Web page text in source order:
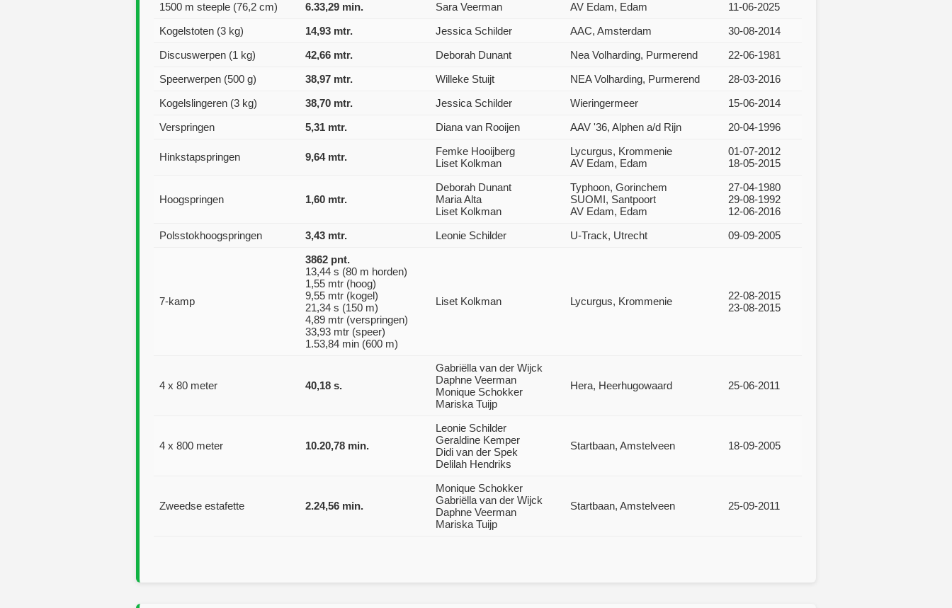
1500 m steeple (76,2 cm)
6.33,29 min. Sara Veerman AV Edam, Edam
11-06-2025
Kogelstoten (3 kg)
14,93 mtr. Jessica Schilder AAC, Amsterdam
30-08-2014
Discuswerpen (1 kg)
42,66 mtr. Deborah Dunant Nea Volharding, Purmerend
22-06-1981
Speerwerpen (500 g)
38,97 mtr. Willeke Stuijt NEA Volharding, Purmerend
28-03-2016
Kogelslingeren (3 kg)
38,70 mtr. Jessica Schilder Wieringermeer
15-06-2014
Verspringen
5,31 mtr. Diana van Rooijen AAV '36, Alphen a/d Rijn 20-04-1996
Hinkstapspringen 9,64 mtr.
Femke Hooijberg
Liset Kolkman
Lycurgus, Krommenie
AV Edam, Edam
01-07-2012
18-05-2015
Hoogspringen 1,60 mtr.
Deborah Dunant
Maria Alta
Liset Kolkman
Typhoon, Gorinchem
SUOMI, Santpoort
AV Edam, Edam
27-04-1980
29-08-1992
12-06-2016
Polsstokhoogspringen
3,43 mtr. Leonie Schilder U-Track, Utrecht 09-09-2005
7-kamp
3862 pnt.
13,44 s (80 m horden)
1,55 mtr (hoog)
9,55 mtr (kogel)
21,34 s (150 m)
4,89 mtr (verspringen)
33,93 mtr (speer)
1.53,84 min (600 m)
Liset Kolkman Lycurgus, Krommenie
22-08-2015
23-08-2015
4 x 80 meter 40,18 s.
Gabriëlla van der Wijck
Daphne Veerman
Monique Schokker
Mariska Tuijp
Hera, Heerhugowaard 25-06-2011
4 x 800 meter 10.20,78 min.
Leonie Schilder
Geraldine Kemper
Didi van der Spek
Delilah Hendriks
Startbaan, Amstelveen 18-09-2005
Zweedse estafette 2.24,56 min.
Monique Schokker
Gabriëlla van der Wijck
Daphne Veerman
Mariska Tuijp
Startbaan, Amstelveen 25-09-2011